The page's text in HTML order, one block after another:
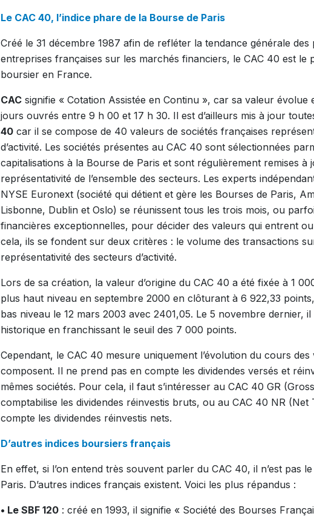
Le CAC 40, l’indice phare de la Bourse de Paris
Créé le 31 décembre 1987 afin de refléter la tendance générale
entreprises françaises sur les marchés financiers, le CAC 40 est le
boursier en France.
CAC signifie « Cotation Assistée en Continu », car sa valeur évolue
jours ouvrés entre 9 h 00 et 17 h 30. Il est d’ailleurs mis à jour
40 car il se compose de 40 valeurs de sociétés françaises
d’activité. Les sociétés présentes au CAC 40 sont sélectionnées
capitalisations à la Bourse de Paris et sont régulièrement remises à
représentativité de l’ensemble des secteurs. Les experts
NYSE Euronext (société qui détient et gère les Bourses de Paris,
Lisbonne, Dublin et Oslo) se réunissent tous les trois mois, ou
financières exceptionnelles, pour décider des valeurs qui entrent
cela, ils se fondent sur deux critères : le volume des transactions
représentativité des secteurs d’activité.
Lors de sa création, la valeur d’origine du CAC 40 a été fixée à 1
plus haut niveau en septembre 2000 en clôturant à 6 922,33
bas niveau le 12 mars 2003 avec 2401,05. Le 5 novembre dernier,
historique en franchissant le seuil des 7 000 points.
Cependant, le CAC 40 mesure uniquement l’évolution du cours
composent. Il ne prend pas en compte les dividendes versés et
mêmes sociétés. Pour cela, il faut s’intéresser au CAC 40 GR
comptabilise les dividendes réinvestis bruts, ou au CAC 40 NR
compte les dividendes réinvestis nets.
D’autres indices boursiers français
En effet, si l’on entend très souvent parler du CAC 40, il n’est pas
Paris. D’autres indices français existent. Voici les plus répandus :
• Le SBF 120 : créé en 1993, il signifie « Société des Bourses